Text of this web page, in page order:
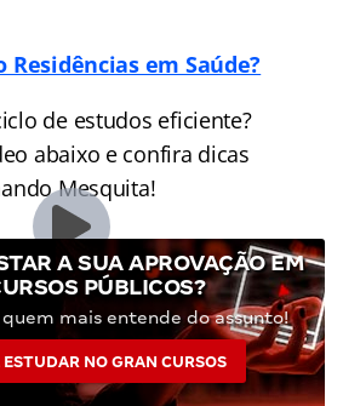
Residências em Saúde?
de estudos eficiente?
abaixo e confira dicas
Mesquita!
A SUA APROVAÇÃO EM
PÚBLICOS?
mais entende do assunto!
ESTUDAR NO GRAN CURSOS